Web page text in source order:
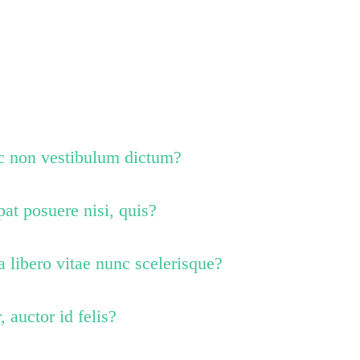
non vestibulum dictum?
posuere nisi, quis?
libero vitae nunc scelerisque?
auctor id felis?